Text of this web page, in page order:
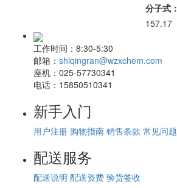
分子式：
157.17
工作时间： 8:30-5:30
邮箱： shiqingran@wzxchem.com
座机： 025-57730341
电话： 15850510341
新手入门
用户注册 购物指南 销售条款 常见问题
配送服务
配送说明 配送资费 验货签收